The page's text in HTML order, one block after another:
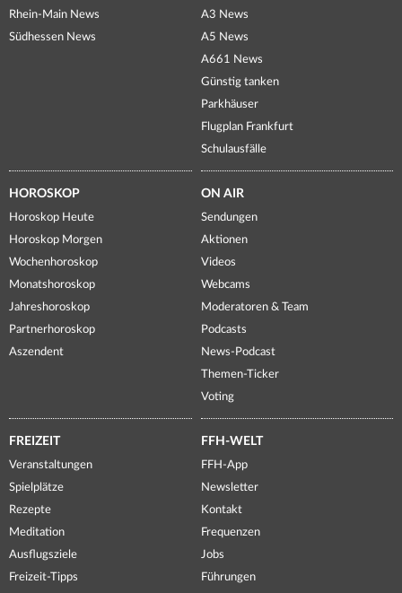
Rhein-Main News
Südhessen News
A3 News
A5 News
A661 News
Günstig tanken
Parkhäuser
Flugplan Frankfurt
Schulausfälle
HOROSKOP
Horoskop Heute
Horoskop Morgen
Wochenhoroskop
Monatshoroskop
Jahreshoroskop
Partnerhoroskop
Aszendent
ON AIR
Sendungen
Aktionen
Videos
Webcams
Moderatoren & Team
Podcasts
News-Podcast
Themen-Ticker
Voting
FREIZEIT
Veranstaltungen
Spielplätze
Rezepte
Meditation
Ausflugsziele
Freizeit-Tipps
FFH-WELT
FFH-App
Newsletter
Kontakt
Frequenzen
Jobs
Führungen